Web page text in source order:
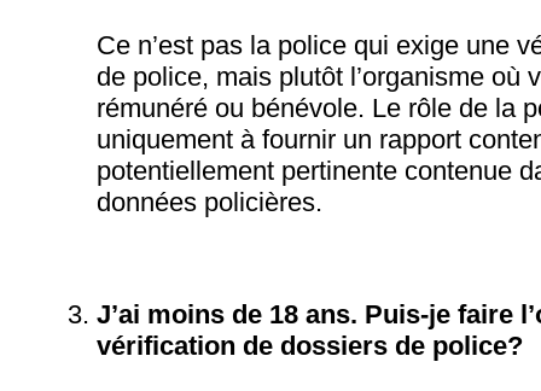
Ce n’est pas la police qui exige une
de police, mais plutôt l’organisme où
rémunéré ou bénévole. Le rôle de la
uniquement à fournir un rapport
potentiellement pertinente contenue
données policières.
J’ai moins de 18 ans. Puis-je faire
vérification de dossiers de police?